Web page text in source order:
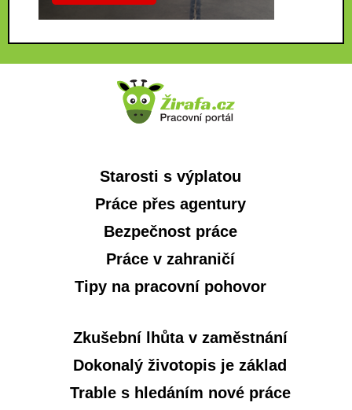
Starosti s výplatou
Práce přes agentury
Bezpečnost práce
Práce v zahraničí
Tipy na pracovní pohovor
Zkušební lhůta v zaměstnání
Dokonalý životopis je základ
Trable s hledáním nové práce